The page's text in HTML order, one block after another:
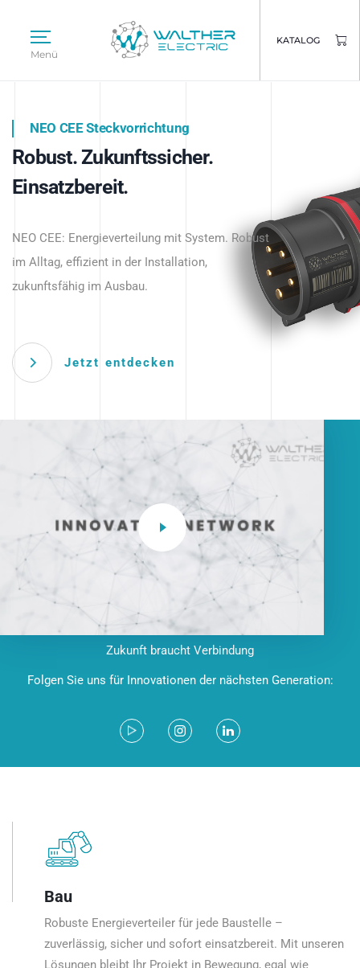
Menü
KATALOG
Intelligente Stromverteilung
beginnt hier.
NEO CEE Steckvorrichtung
Robust. Zukunftssicher.
Einsatzbereit.
NEO CEE: Energieverteilung mit System. Robust
im Alltag, effizient in der Installation,
zukunftsfähig im Ausbau.
Jetzt entdecken
Intelligenz trifft Energie.
Anwendungen – robust, IP-geschützt und
zukunftsfähig.
Zukunft braucht Verbindung
Folgen Sie uns für Innovationen der nächsten Generation:
Bau
Robuste Energieverteiler für jede Baustelle –
zuverlässig, sicher und sofort einsatzbereit. Mit unseren
Lösungen bleibt Ihr Projekt in Bewegung, egal wie